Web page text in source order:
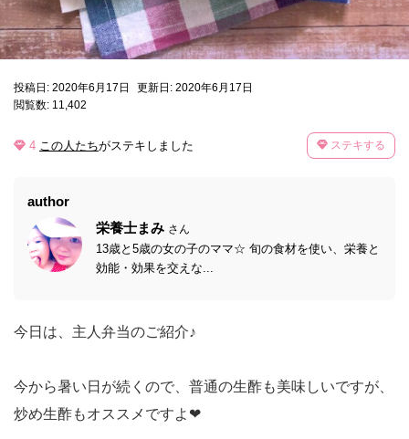
投稿日: 2020年6月17日
更新日: 2020年6月17日
閲覧数: 11,402
4 この人たちがステキしました ステキする
author
栄養士まみ さん
13歳と5歳の女の子のママ☆ 旬の食材を使い、栄養と
効能・効果を交えな...
今日は、主人弁当のご紹介♪
今から暑い日が続くので、普通の生酢も美味しいですが、
炒め生酢もオススメですよ❤︎